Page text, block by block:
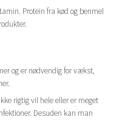
Protein fra kød og benmel
og er nødvendig for vækst,
rigtig vil hele eller er meget
Desuden kan man